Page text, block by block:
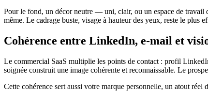
Pour le fond, un décor neutre — uni, clair, ou un espace de travail
même. Le cadrage buste, visage à hauteur des yeux, reste le
Cohérence entre LinkedIn, e-mail et
Le commercial SaaS multiplie les points de contact : profil
soignée construit une image cohérente et reconnaissable. Le
Cette cohérence sert aussi votre marque personnelle, un atout